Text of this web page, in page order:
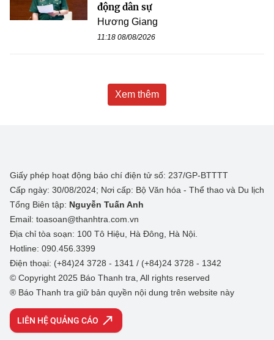
động dân sự
Hương Giang
11:18 08/08/2026
Xem thêm
Giấy phép hoạt động báo chí điện tử số: 237/GP-BTTTT
Cấp ngày: 30/08/2024; Nơi cấp: Bộ Văn hóa - Thể thao và Du lịch
Tổng Biên tập: Nguyễn Tuấn Anh
Email: toasoan@thanhtra.com.vn
Địa chỉ tòa soạn: 100 Tô Hiệu, Hà Đông, Hà Nội.
Hotline: 090.456.3399
Điện thoại: (+84)24 3728 - 1341 / (+84)24 3728 - 1342
© Copyright 2025 Báo Thanh tra, All rights reserved
® Báo Thanh tra giữ bản quyền nội dung trên website này
LIÊN HỆ QUẢNG CÁO